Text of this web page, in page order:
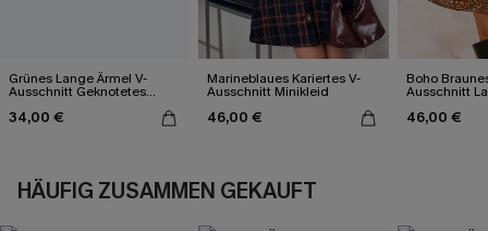
Grünes Lange Ärmel V-
Ausschnitt Geknotetes
34,00 €
Marineblaues Kariertes V-
Ausschnitt Minikleid
46,00 €
Boho
Ausschnitt
46,00 €
HÄUFIG ZUSAMMEN GEKAUFT